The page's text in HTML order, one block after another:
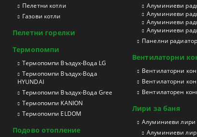
Пелетни котли
Газови котли
Пелетни горелки
Термопомпи
Tермопомпи Въздух-Вода LG
Термопомпи Въздух-Вода
HYUNDAI
Термопомпи Въздух-Вода Gree
Термопомпи KANION
Термопомпи ELDOM
Подово отопление
Aлуминиеви
Aлуминиеви
Aлуминиеви
Aлуминиеви
Панелни
Вентилаторни
Вентилаторни
Вентилаторни
Вентилаторен
Лири за баня
Aлуминиеви лири
Алуминиеви